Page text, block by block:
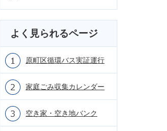
よく見られるページ
原町区循環バス実証運行
家庭ごみ収集カレンダー
空き家・空き地バンク